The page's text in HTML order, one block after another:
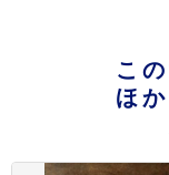
こ
ほ